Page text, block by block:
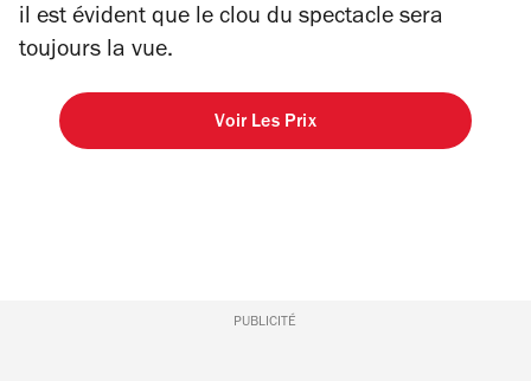
il est évident que le clou du spectacle sera
toujours la vue.
Voir Les Prix
PUBLICITÉ